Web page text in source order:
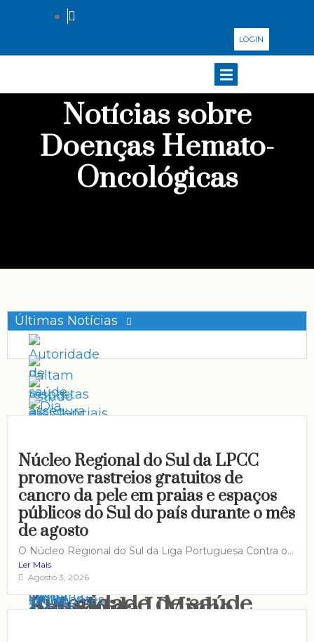
LOGIN
Notícias sobre
Doenças Hemato-
Oncológicas
Últimas Notícias
Autoridade de saúde
Faltam respostas
assistenciais para
doentes confinados ao
domicílio
Estudo da UMinho
Dia Internacional do
Gato
Núcleo Regional do Sul da LPCC
promove rastreios gratuitos de
cancro da pele em praias e espaços
públicos do Sul do país durante o mês
de agosto
O Núcleo Regional do Sul da Liga Portuguesa Contra o...
Ler Mais
Agosto 3, 2026